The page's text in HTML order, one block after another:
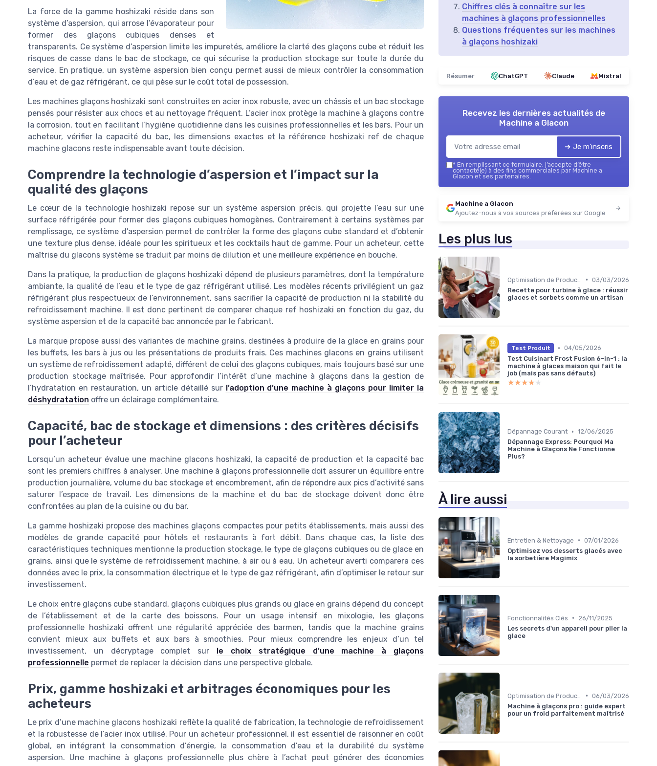
La force de la gamme hoshizaki réside dans son
système d’aspersion, qui arrose l’évaporateur pour
former des glaçons cubiques denses et
transparents. Ce système d’aspersion limite les impuretés, améliore la clarté des glaçons cube et réduit les
risques de casse dans le bac de stockage, ce qui sécurise la production stockage sur toute la durée du
service. En pratique, un système aspersion bien conçu permet aussi de mieux contrôler la consommation
d’eau et de gaz réfrigérant, ce qui pèse sur le coût total de possession.
Les machines glaçons hoshizaki sont construites en acier inox robuste, avec un châssis et un bac stockage
pensés pour résister aux chocs et au nettoyage fréquent. L’acier inox protège la machine à glaçons contre
la corrosion, tout en facilitant l’hygiène quotidienne dans les cuisines professionnelles et les bars. Pour un
acheteur, vérifier la capacité du bac, les dimensions exactes et la référence hoshizaki ref de chaque
machine glacons reste indispensable avant toute décision.
Comprendre la technologie d’aspersion et l’impact sur la
qualité des glaçons
Le cœur de la technologie hoshizaki repose sur un système aspersion précis, qui projette l’eau sur une
surface réfrigérée pour former des glaçons cubiques homogènes. Contrairement à certains systèmes par
remplissage, ce système d’aspersion permet de contrôler la forme des glaçons cube standard et d’obtenir
une texture plus dense, idéale pour les spiritueux et les cocktails haut de gamme. Pour un acheteur, cette
maîtrise du glacons système se traduit par moins de dilution et une meilleure expérience en bouche.
Dans la pratique, la production de glaçons hoshizaki dépend de plusieurs paramètres, dont la température
ambiante, la qualité de l’eau et le type de gaz réfrigérant utilisé. Les modèles récents privilégient un gaz
réfrigérant plus respectueux de l’environnement, sans sacrifier la capacité de production ni la stabilité du
refroidissement machine. Il est donc pertinent de comparer chaque ref hoshizaki en fonction du gaz, du
système aspersion et de la capacité bac annoncée par le fabricant.
La marque propose aussi des variantes de machine grains, destinées à produire de la glace en grains pour
les buffets, les bars à jus ou les présentations de produits frais. Ces machines glacons en grains utilisent
un système de refroidissement adapté, différent de celui des glaçons cubiques, mais toujours basé sur une
production stockage maîtrisée. Pour approfondir l’intérêt d’une machine à glaçons dans la gestion de
l’hydratation en restauration, un article détaillé sur l’adoption d’une machine à glaçons pour limiter la
déshydratation offre un éclairage complémentaire.
Capacité, bac de stockage et dimensions : des critères décisifs
pour l’acheteur
Lorsqu’un acheteur évalue une machine glacons hoshizaki, la capacité de production et la capacité bac
sont les premiers chiffres à analyser. Une machine à glaçons professionnelle doit assurer un équilibre entre
production journalière, volume du bac stockage et encombrement, afin de répondre aux pics d’activité sans
saturer l’espace de travail. Les dimensions de la machine et du bac de stockage doivent donc être
confrontées au plan de la cuisine ou du bar.
La gamme hoshizaki propose des machines glaçons compactes pour petits établissements, mais aussi des
modèles de grande capacité pour hôtels et restaurants à fort débit. Dans chaque cas, la liste des
caractéristiques techniques mentionne la production stockage, le type de glaçons cubiques ou de glace en
grains, ainsi que le système de refroidissement machine, à air ou à eau. Un acheteur averti comparera ces
données avec le prix, la consommation électrique et le type de gaz réfrigérant, afin d’optimiser le retour sur
investissement.
Le choix entre glaçons cube standard, glaçons cubiques plus grands ou glace en grains dépend du concept
de l’établissement et de la carte des boissons. Pour un usage intensif en mixologie, les glaçons
professionnelle hoshizaki offrent une régularité appréciée des barmen, tandis que la machine grains
convient mieux aux buffets et aux bars à smoothies. Pour mieux comprendre les enjeux d’un tel
investissement, un décryptage complet sur
le choix stratégique d’une machine à glaçons
professionnelle permet de replacer la décision dans une perspective globale.
Prix, gamme hoshizaki et arbitrages économiques pour les
acheteurs
Le prix d’une machine glacons hoshizaki reflète la qualité de fabrication, la technologie de refroidissement
et la robustesse de l’acier inox utilisé. Pour un acheteur professionnel, il est essentiel de raisonner en coût
global, en intégrant la consommation d’énergie, la consommation d’eau et la durabilité du système
aspersion. Une machine à glaçons professionnelle plus chère à l’achat peut générer des économies
Chiffres clés à connaître sur les
machines à glaçons professionnelles
Questions fréquentes sur les machines
à glaçons hoshizaki
Résumer ChatGPT Claude Mistral
Recevez les dernières actualités de
Machine a Glacon
➔ Je m'inscris
* En remplissant ce formulaire, j’accepte d’être
contacté(e) à des fins commerciales par Machine a
Glacon et ses partenaires.
Machine a Glacon
Ajoutez-nous à vos sources préférées sur Google
Les plus lus
• 03/03/2026
Recette pour turbine à glace : réussir
glaces et sorbets comme un artisan
Test Produit • 04/05/2026
Test Cuisinart Frost Fusion 6-in-1 : la
machine à glaces maison qui fait le
job (mais pas sans défauts)
★★★★★
★★★★★
Dépannage Courant • 12/06/2025
Dépannage Express: Pourquoi Ma
Machine à Glaçons Ne Fonctionne
Plus?
À lire aussi
Entretien & Nettoyage • 07/01/2026
Optimisez vos desserts glacés avec
la sorbetière Magimix
Fonctionnalités Clés •
26/11/2025
Les secrets d'un appareil pour piler la
glace
• 06/03/2026
Machine à glaçons pro : guide expert
pour un froid parfaitement maîtrisé